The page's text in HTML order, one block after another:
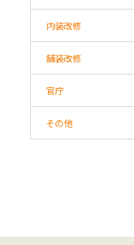
内装改修
舗装改修
官庁
その他